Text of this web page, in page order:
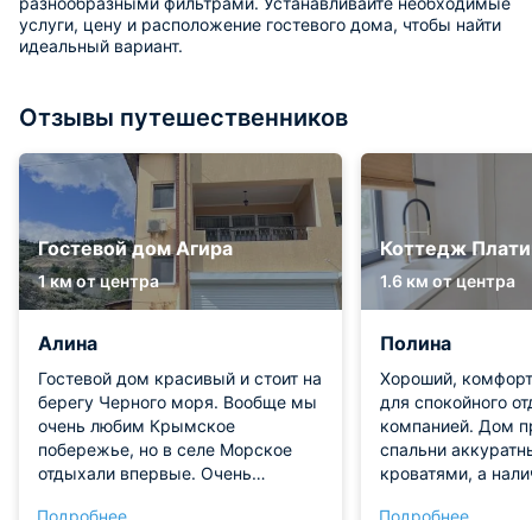
услуги, цену и расположение гостевого дома, чтобы найти
идеальный вариант.
Отзывы путешественников
Гостевой дом Агира
1 км от центра
Алина
Гостевой дом красивый и стоит на
берегу Черного моря. Вообще мы
очень любим Крымское
побережье, но в селе Морское
отдыхали впервые. Очень
Подробнее
Коттедж
1.6 км от центра
Полина
Хороший,
для спокойного
компанией. Дом
спальни
кроватями, а
Подробнее